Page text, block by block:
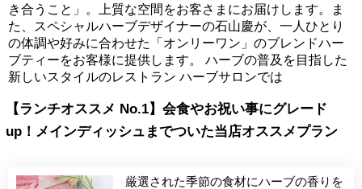
き合うこと」。上質な空間をお客さまにお届けします。ま
た、スペシャルハーブデザイナーの石山慶が、一人ひとり
の体調や好みに合わせた「オンリーワン」のブレンドハー
ブティーをお客様に提供します。 ハーブの普及を目指した
新しいスタイルのレストラン ハーブサロンでは
【ランチオススメ No.1】会食やお祝い事にグレード
up！メインディッシュまでついた当店オススメプラン
厳選された季節の食材にハーブの香りを